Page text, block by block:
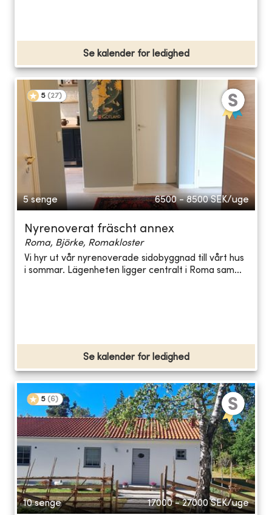
Se kalender for ledighed
5 (27)
5 senge 6500 - 8500 SEK/uge
Nyrenoverat fräscht annex
Roma, Björke, Romakloster
Vi hyr ut vår nyrenoverade sidobyggnad till vårt hus
i sommar. Lägenheten ligger centralt i Roma sam...
Se kalender for ledighed
5 (6)
10 senge 17000 - 27000 SEK/uge